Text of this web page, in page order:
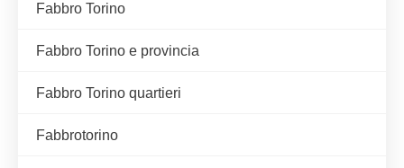
Fabbro Torino
Fabbro Torino e provincia
Fabbro Torino quartieri
Fabbrotorino